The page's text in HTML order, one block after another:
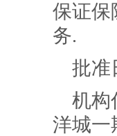
保证保
务.
批准
机构
洋城一